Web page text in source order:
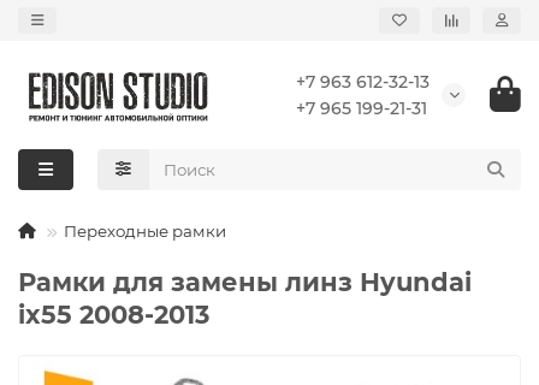
+7 963 612-32-13
+7 965 199-21-31
Переходные рамки
Рамки для замены линз Hyundai
ix55 2008-2013